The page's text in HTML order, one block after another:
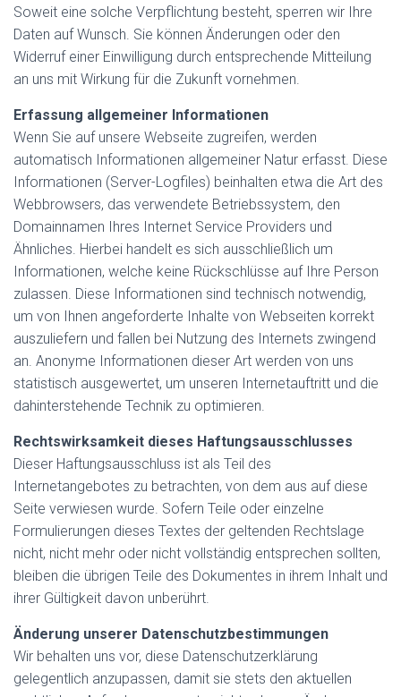
Soweit eine solche Verpflichtung besteht, sperren wir Ihre
Daten auf Wunsch. Sie können Änderungen oder den
Widerruf einer Einwilligung durch entsprechende Mitteilung
an uns mit Wirkung für die Zukunft vornehmen.
Erfassung allgemeiner Informationen
Wenn Sie auf unsere Webseite zugreifen, werden
automatisch Informationen allgemeiner Natur erfasst. Diese
Informationen (Server-Logfiles) beinhalten etwa die Art des
Webbrowsers, das verwendete Betriebssystem, den
Domainnamen Ihres Internet Service Providers und
Ähnliches. Hierbei handelt es sich ausschließlich um
Informationen, welche keine Rückschlüsse auf Ihre Person
zulassen. Diese Informationen sind technisch notwendig,
um von Ihnen angeforderte Inhalte von Webseiten korrekt
auszuliefern und fallen bei Nutzung des Internets zwingend
an. Anonyme Informationen dieser Art werden von uns
statistisch ausgewertet, um unseren Internetauftritt und die
dahinterstehende Technik zu optimieren.
Rechtswirksamkeit dieses Haftungsausschlusses
Dieser Haftungsausschluss ist als Teil des
Internetangebotes zu betrachten, von dem aus auf diese
Seite verwiesen wurde. Sofern Teile oder einzelne
Formulierungen dieses Textes der geltenden Rechtslage
nicht, nicht mehr oder nicht vollständig entsprechen sollten,
bleiben die übrigen Teile des Dokumentes in ihrem Inhalt und
ihrer Gültigkeit davon unberührt.
Änderung unserer Datenschutzbestimmungen
Wir behalten uns vor, diese Datenschutzerklärung
gelegentlich anzupassen, damit sie stets den aktuellen